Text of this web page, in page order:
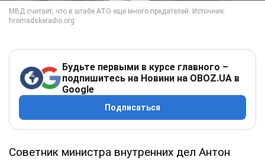
Будьте первыми в курсе главного –
подпишитесь на Новини на OBOZ.UA в
Google
Подписаться
Советник министра внутренних дел Антон